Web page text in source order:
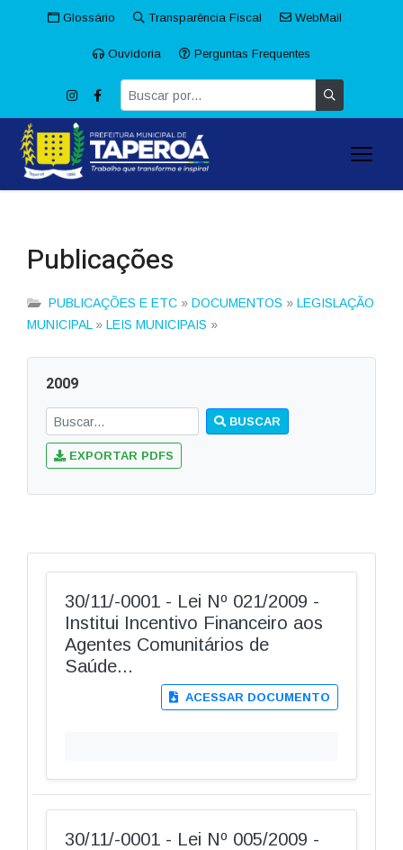
Glossário Transparência Fiscal WebMail
Ouvidoria Perguntas Frequentes
Publicações
PUBLICAÇÕES E ETC » DOCUMENTOS » LEGISLAÇÃO
MUNICIPAL » LEIS MUNICIPAIS »
2009
BUSCAR
EXPORTAR PDFS
30/11/-0001 - Lei Nº 021/2009 -
Institui Incentivo Financeiro aos
Agentes Comunitários de
Saúde...
ACESSAR DOCUMENTO
30/11/-0001 - Lei Nº 005/2009 -